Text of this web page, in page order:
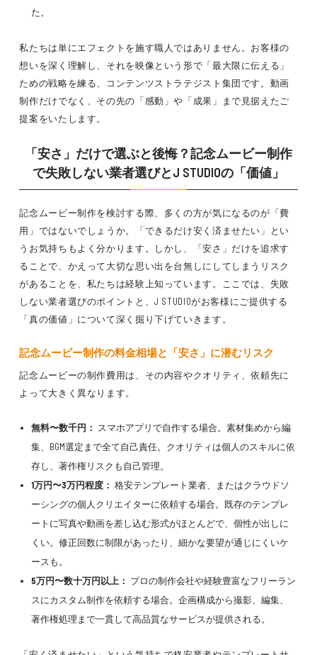
た。
私たちは単にエフェクトを施す職人ではありません。お客様の
想いを深く理解し、それを映像という形で「最大限に伝える」
ための戦略を練る、コンテンツストラテジスト集団です。動画
制作だけでなく、その先の「感動」や「成果」まで見据えたご
提案をいたします。
「安さ」だけで選ぶと後悔？記念ムービー制作
で失敗しない業者選びとJ STUDIOの「価値」
記念ムービー制作を検討する際、多くの方が気になるのが「費
用」ではないでしょうか。「できるだけ安く済ませたい」とい
うお気持ちもよく分かります。しかし、「安さ」だけを追求す
ることで、かえって大切な思い出を台無しにしてしまうリスク
があることを、私たちは経験上知っています。ここでは、失敗
しない業者選びのポイントと、J STUDIOがお客様にご提供する
「真の価値」について深く掘り下げていきます。
記念ムービー制作の料金相場と「安さ」に潜むリスク
記念ムービーの制作費用は、その内容やクオリティ、依頼先に
よって大きく異なります。
無料〜数千円： スマホアプリで自作する場合。素材集めから編
集、BGM選定まで全て自己責任。クオリティは個人のスキルに依
存し、著作権リスクも自己管理。
1万円〜3万円程度： 格安テンプレート業者、またはクラウドソ
ーシングの個人クリエイターに依頼する場合。既存のテンプレ
ートに写真や動画を差し込む形式がほとんどで、個性が出しに
くい。修正回数に制限があったり、細かな要望が通じにくいケ
ースも。
5万円〜数十万円以上： プロの制作会社や経験豊富なフリーラン
スにカスタム制作を依頼する場合。企画構成から撮影、編集、
著作権処理まで一貫して高品質なサービスが提供される。